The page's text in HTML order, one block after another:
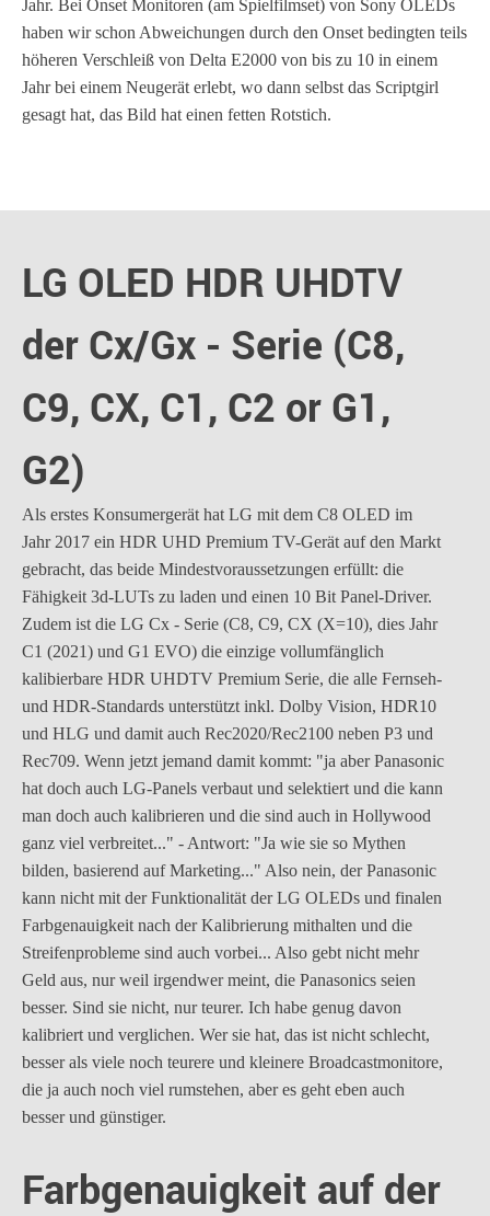
Jahr. Bei Onset Monitoren (am Spielfilmset) von Sony OLEDs
haben wir schon Abweichungen durch den Onset bedingten teils
höheren Verschleiß von Delta E2000 von bis zu 10 in einem
Jahr bei einem Neugerät erlebt, wo dann selbst das Scriptgirl
gesagt hat, das Bild hat einen fetten Rotstich.
LG OLED HDR UHDTV
der Cx/Gx - Serie (C8,
C9, CX, C1, C2 or G1,
G2)
Als erstes Konsumergerät hat LG mit dem C8 OLED im
Jahr 2017 ein HDR UHD Premium TV-Gerät auf den Markt
gebracht, das beide Mindestvoraussetzungen erfüllt: die
Fähigkeit 3d-LUTs zu laden und einen 10 Bit Panel-Driver.
Zudem ist die LG Cx - Serie (C8, C9, CX (X=10), dies Jahr
C1 (2021) und G1 EVO) die einzige vollumfänglich
kalibierbare HDR UHDTV Premium Serie, die alle Fernseh-
und HDR-Standards unterstützt inkl. Dolby Vision, HDR10
und HLG und damit auch Rec2020/Rec2100 neben P3 und
Rec709. Wenn jetzt jemand damit kommt: "ja aber Panasonic
hat doch auch LG-Panels verbaut und selektiert und die kann
man doch auch kalibrieren und die sind auch in Hollywood
ganz viel verbreitet..." - Antwort: "Ja wie sie so Mythen
bilden, basierend auf Marketing..." Also nein, der Panasonic
kann nicht mit der Funktionalität der LG OLEDs und finalen
Farbgenauigkeit nach der Kalibrierung mithalten und die
Streifenprobleme sind auch vorbei... Also gebt nicht mehr
Geld aus, nur weil irgendwer meint, die Panasonics seien
besser. Sind sie nicht, nur teurer. Ich habe genug davon
kalibriert und verglichen. Wer sie hat, das ist nicht schlecht,
besser als viele noch teurere und kleinere Broadcastmonitore,
die ja auch noch viel rumstehen, aber es geht eben auch
besser und günstiger.
Farbgenauigkeit auf der